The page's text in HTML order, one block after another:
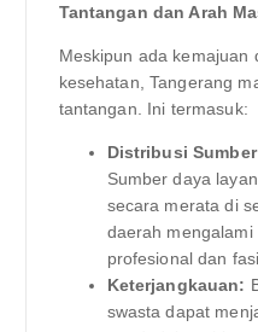
Tantangan dan Arah
Meskipun ada kemajuan
kesehatan, Tangerang
tantangan. Ini termasuk:
Distribusi
Sumber daya
secara merata di
daerah
profesional dan
Keterjangkauan:
swasta dapat